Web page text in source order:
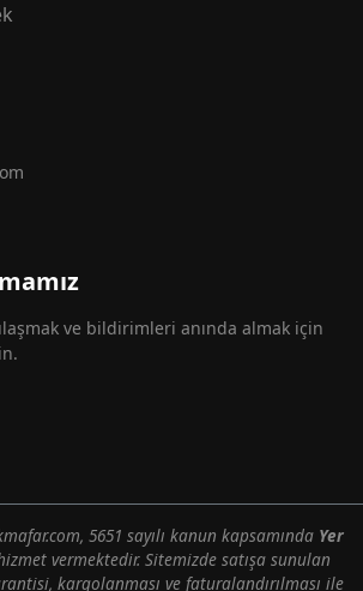
ve bildirimleri anında almak için
5651 sayılı kanun kapsamında Yer
vermektedir. Sitemizde satışa sunulan
kargolanması ve faturalandırılması ile